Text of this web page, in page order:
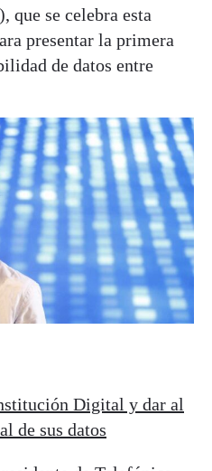
que se celebra esta
presentar la primera
de datos entre
Digital y dar al
de sus datos